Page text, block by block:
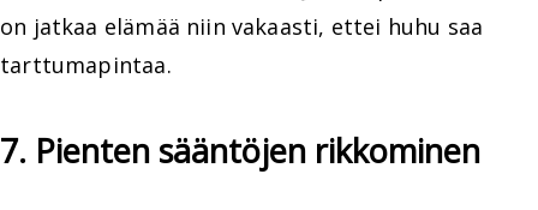
on jatkaa elämää niin vakaasti, ettei huhu saa
tarttumapintaa.
7. Pienten sääntöjen rikkominen